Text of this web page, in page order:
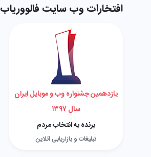
افتخارات وب سایت فالووریاب
یازدهمین جشنواره وب و موبایل ایران
سال ۱۳۹۷
برنده به انتخاب مردم
تبلیغات و بازاریابی آنلاین